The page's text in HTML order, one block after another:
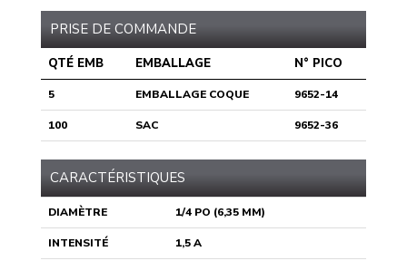
PRISE DE COMMANDE
QTÉ EMB EMBALLAGE N° PICO
5 EMBALLAGE COQUE 9652-14
100 SAC 9652-36
CARACTÉRISTIQUES
DIAMÈTRE 1/4 PO (6,35 MM)
INTENSITÉ 1,5 A